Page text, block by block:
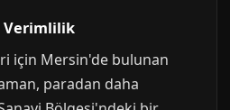
Verimlilik
için Mersin'de bulunan
paradan daha